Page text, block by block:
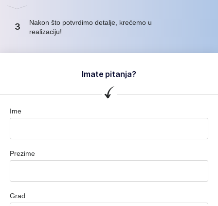
3
Nakon što potvrdimo detalje, krećemo u
realizaciju!
Imate pitanja?
Ime
Prezime
Grad